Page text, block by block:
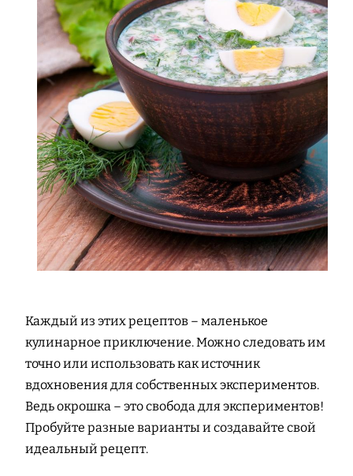
Каждый из этих рецептов – маленькое
кулинарное приключение. Можно следовать им
точно или использовать как источник
вдохновения для собственных экспериментов.
Ведь окрошка – это свобода для экспериментов!
Пробуйте разные варианты и создавайте свой
идеальный рецепт.